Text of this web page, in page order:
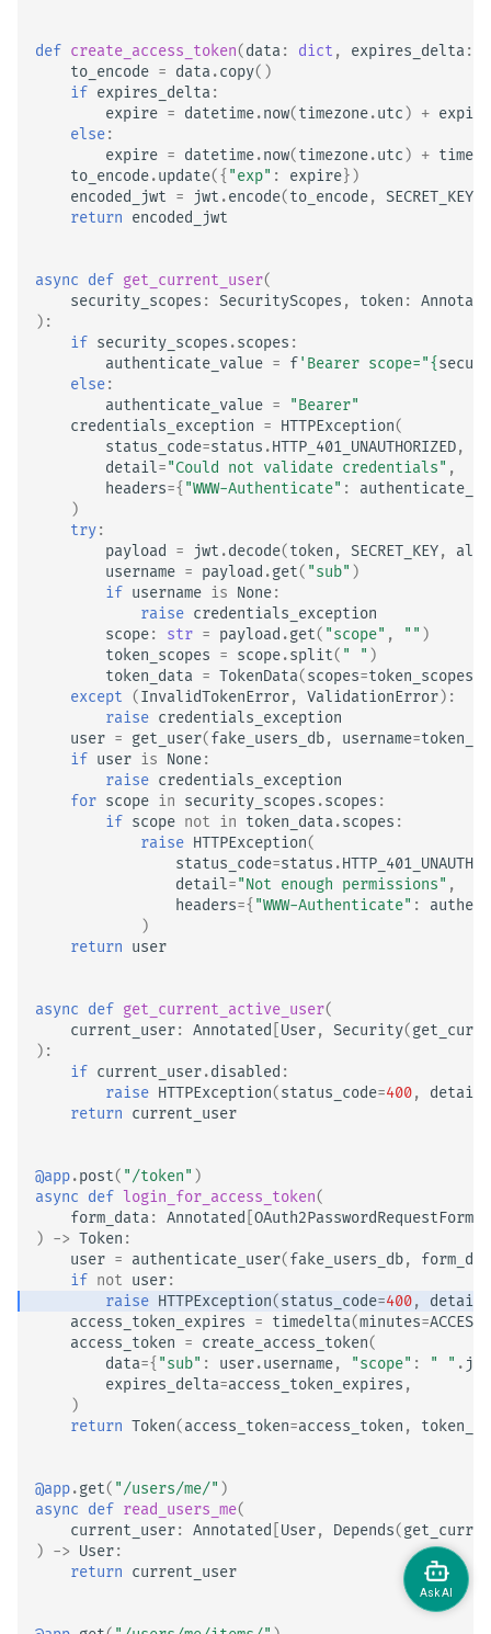
def create_access_token(data : dict , expires_delta :
to_encode = data .copy()
if expires_delta :
expire = datetime.now(timezone.utc ) +
else:
expire = datetime.now(timezone.utc ) +
to_encode.update({ "exp" : expire})
encoded_jwt = jwt .encode(to_encode, SECRET_KEY
return encoded_jwt
async def get_current_user(
security_scopes : SecurityScopes , token :
):
if security_scopes .scopes :
authenticate_value = f'Bearer scope="{
else:
authenticate_value =
"Bearer"
credentials_exception = HTTPException(
status_code=status .HTTP_401_UNAUTHORIZED,
detail="Could not validate credentials" ,
headers={ "WWW-Authenticate" :
)
try:
payload
= jwt .decode(token , SECRET_KEY,
username = payload .get( "sub" )
if username is None:
raise credentials_exception
scope: str = payload .get( "scope" , "" )
token_scopes = scope.split( " " )
token_data = TokenData(scopes=token_scopes
except (InvalidTokenError, ValidationError):
raise credentials_exception
user = get_user(fake_users_db, username=
if user is None:
raise credentials_exception
for scope in security_scopes .scopes :
if scope not in token_data .scopes :
raise HTTPException(
status_code=status .
detail="Not enough permissions" ,
headers={ "WWW-Authenticate" :
)
return user
async def get_current_active_user(
current_user: Annotated User, Security(
):
if current_user.disabled :
raise HTTPException(status_code=400, detail
return current_user
@app.post( "/token" )
async def login_for_access_token(
form_data : Annotated OAuth2PasswordRequestForm
) -> Token :
user = authenticate_user(fake_users_db,
if not user:
raise HTTPException(status_code=400, detail
access_token_expires = timedelta(minutes=
access_token = create_access_token(
data={ "sub" : user.username, "scope" : " " .
expires_delta=access_token_expires ,
)
return Token(access_token=access_token ,
@app.get( "/users/me/" )
async def read_users_me(
current_user: Annotated User, Depends(
) -> User:
return current_user